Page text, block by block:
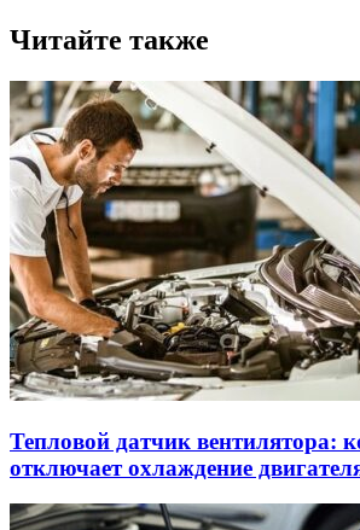
Читайте также
Тепловой датчик вентилятора:
отключает охлаждение